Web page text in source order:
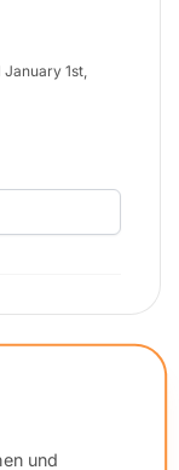
1st,
und